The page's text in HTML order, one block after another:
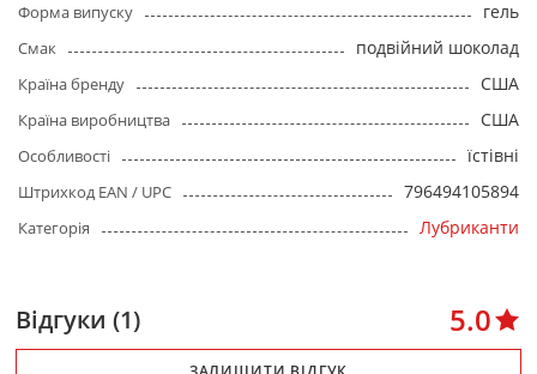
Форма випуску гель
Смак подвійний шоколад
Країна бренду США
Країна виробництва США
Особливості їстівні
Штрихкод EAN / UPC 796494105894
Категорія Лубриканти
Відгуки (1) 5.0